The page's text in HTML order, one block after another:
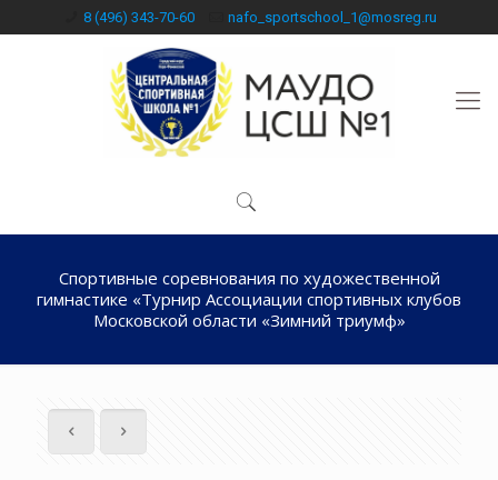
8 (496) 343-70-60 nafo_sportschool_1@mosreg.ru
Спортивные соревнования по художественной
гимнастике «Турнир Ассоциации спортивных клубов
Московской области «Зимний триумф»